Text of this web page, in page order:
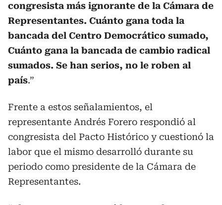
congresista más ignorante de la Cámara de
Representantes. Cuánto gana toda la
bancada del Centro Democrático sumado,
Cuánto gana la bancada de cambio radical
sumados. Se han serios, no le roben al
país.”
Frente a estos señalamientos, el
representante Andrés Forero respondió al
congresista del Pacto Histórico y cuestionó la
labor que el mismo desarrolló durante su
periodo como presidente de la Cámara de
Representantes.